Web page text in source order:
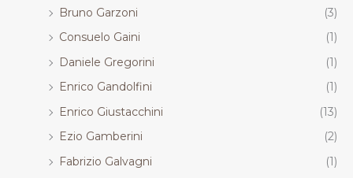
Bruno Garzoni
(3)
Consuelo Gaini
(1)
Daniele Gregorini
(1)
Enrico Gandolfini
(1)
Enrico Giustacchini
(13)
Ezio Gamberini
(2)
Fabrizio Galvagni
(1)